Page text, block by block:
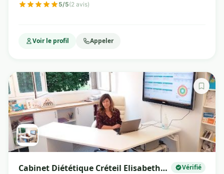
5/5(2 avis)
Voir le profil Appeler
Cabinet Diététique Créteil Elisabeth
Vérifié